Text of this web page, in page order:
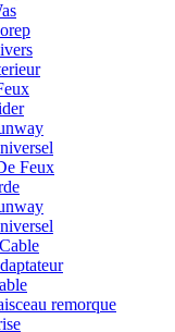
Feux
remorque